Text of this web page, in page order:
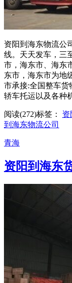
资阳到海东物流公
线。天天发车，三
市，海东市、海东
东市，海东市为地
市承接:全国整车货
轿车托运以及各种
阅读(272)标签： 资
到海东物流公司
青海
资阳到海东